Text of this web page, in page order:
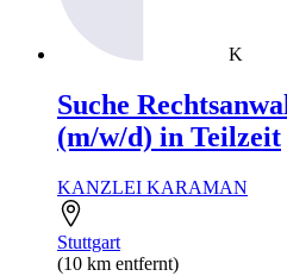
K
Suche
(m/w/d) in Teilzeit
KANZLEI KARAMAN
Stuttgart
(10 km entfernt)